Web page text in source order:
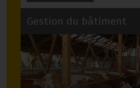
Gestion du bâtiment